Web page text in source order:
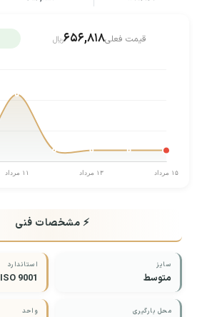
قیمت فعلی۶۵۶,۸۱۸ریال
سایز
متوسط
استاندارد
ISO 9001
محل بارگیری واحد